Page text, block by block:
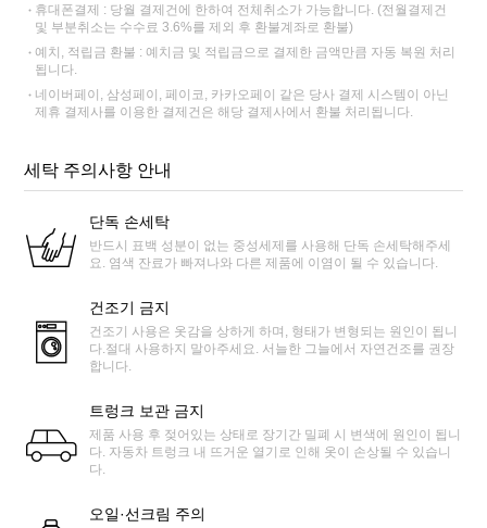
휴대폰결제 : 당월 결제건에 한하여 전체취소가 가능합니다. (전월결제건
및 부분취소는 수수료 3.6%를 제외 후 환불계좌로 환불)
예치, 적립금 환불 : 예치금 및 적립금으로 결제한 금액만큼 자동 복원 처리
됩니다.
네이버페이, 삼성페이, 페이코, 카카오페이 같은 당사 결제 시스템이 아닌
제휴 결제사를 이용한 결제건은 해당 결제사에서 환불 처리됩니다.
세탁 주의사항 안내
단독 손세탁
반드시 표백 성분이 없는 중성세제를 사용해 단독 손세탁해주세
요. 염색 잔료가 빠져나와 다른 제품에 이염이 될 수 있습니다.
건조기 금지
건조기 사용은 옷감을 상하게 하며, 형태가 변형되는 원인이 됩니
다.절대 사용하지 말아주세요. 서늘한 그늘에서 자연건조를 권장
합니다.
트렁크 보관 금지
제품 사용 후 젖어있는 상태로 장기간 밀폐 시 변색에 원인이 됩니
다. 자동차 트렁크 내 뜨거운 열기로 인해 옷이 손상될 수 있습니
다.
오일·선크림 주의